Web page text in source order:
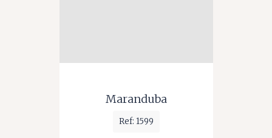
Maranduba
Ref: 1599